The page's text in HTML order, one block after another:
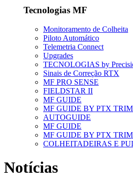
Tecnologias MF
Monitoramento de Colheita
Piloto Automático
Telemetria Connect
Upgrades
TECNOLOGIAS by
Sinais de Correção RTX
MF PRO SENSE
FIELDSTAR II
MF GUIDE
MF GUIDE BY PTX
AUTOGUIDE
MF GUIDE
MF GUIDE BY PTX
COLHEITADEIRAS E
Notícias